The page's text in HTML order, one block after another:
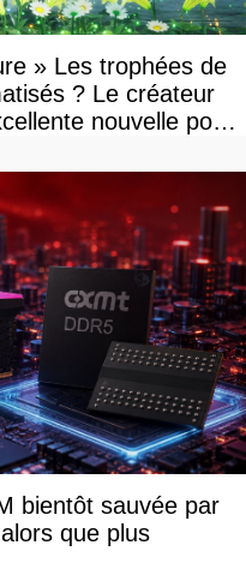
» Les trophées de
? Le créateur
nouvelle pour
bientôt sauvée par
que plus